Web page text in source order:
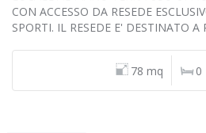
CON ACCESSO DA RESEDE
SPORTI. IL RESEDE E' DESTINATO A
78 mq 0